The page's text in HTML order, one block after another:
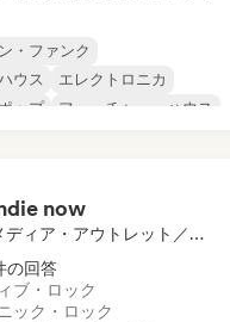
・ファンク
ウス
エレクトロニカ
ップ
フューチャー・ハウス
now
メディア・アウトレット／ジャーナリスト
の回答
ブ・ロック
ック・ロック